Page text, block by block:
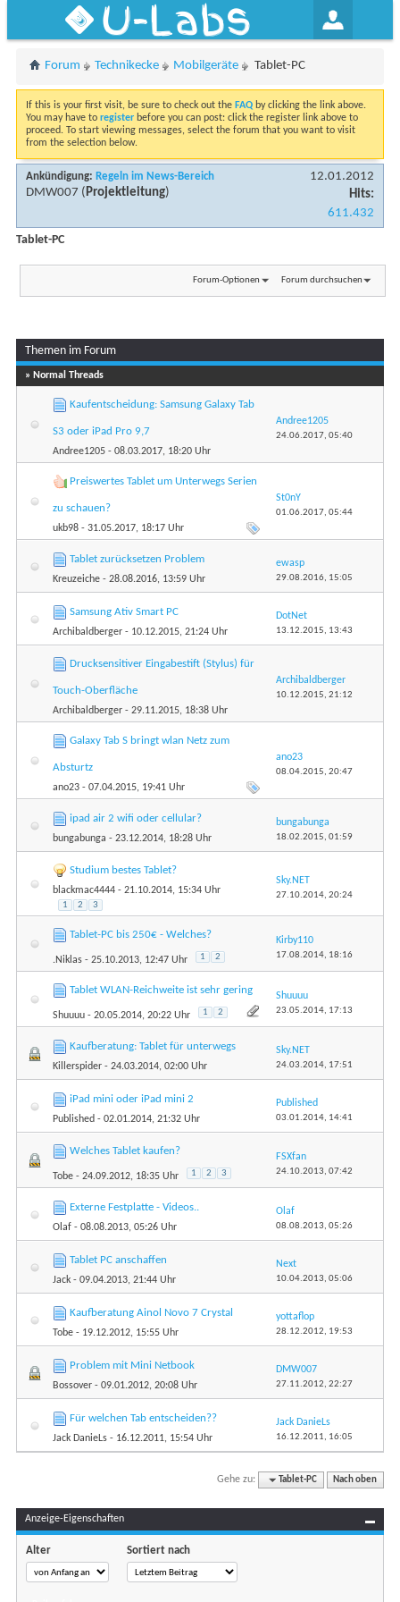
U-Labs
Forum Technikecke Mobilgeräte Tablet-PC
If this is your first visit, be sure to check out the FAQ by clicking the link above.
You may have to register before you can post: click the register link above to
proceed. To start viewing messages, select the forum that you want to visit
from the selection below.
Ankündigung: Regeln im News-Bereich
DMW007 (Projektleitung)
12.01.2012
Hits:
611.432
Tablet-PC
Forum-Optionen Forum durchsuchen
Themen im Forum
» Normal Threads
Kaufentscheidung: Samsung Galaxy Tab
S3 oder iPad Pro 9,7
Andree1205 - 08.03.2017, 18:20 Uhr
Andree1205
24.06.2017, 05:40
Preiswertes Tablet um Unterwegs Serien
zu schauen?
ukb98 - 31.05.2017, 18:17 Uhr
St0nY
01.06.2017, 05:44
Tablet zurücksetzen Problem
Kreuzeiche - 28.08.2016, 13:59 Uhr
ewasp
29.08.2016, 15:05
Samsung Ativ Smart PC
Archibaldberger - 10.12.2015, 21:24 Uhr
DotNet
13.12.2015, 13:43
Drucksensitiver Eingabestift (Stylus) für
Touch-Oberfläche
Archibaldberger - 29.11.2015, 18:38 Uhr
Archibaldberger
10.12.2015, 21:12
Galaxy Tab S bringt wlan Netz zum
Absturtz
ano23 - 07.04.2015, 19:41 Uhr
ano23
08.04.2015, 20:47
ipad air 2 wifi oder cellular?
bungabunga - 23.12.2014, 18:28 Uhr
bungabunga
18.02.2015, 01:59
Studium bestes Tablet?
blackmac4444 - 21.10.2014, 15:34 Uhr
1 2 3
Sky.NET
27.10.2014, 20:24
Tablet-PC bis 250€ - Welches?
.Niklas - 25.10.2013, 12:47 Uhr 1 2
Kirby110
17.08.2014, 18:16
Tablet WLAN-Reichweite ist sehr gering
Shuuuu - 20.05.2014, 20:22 Uhr 1 2
Shuuuu
23.05.2014, 17:13
Kaufberatung: Tablet für unterwegs
Killerspider - 24.03.2014, 02:00 Uhr
Sky.NET
24.03.2014, 17:51
iPad mini oder iPad mini 2
Published - 02.01.2014, 21:32 Uhr
Published
03.01.2014, 14:41
Welches Tablet kaufen?
Tobe - 24.09.2012, 18:35 Uhr 1 2 3
FSXfan
24.10.2013, 07:42
Externe Festplatte - Videos..
Olaf - 08.08.2013, 05:26 Uhr
Olaf
08.08.2013, 05:26
Tablet PC anschaffen
Jack - 09.04.2013, 21:44 Uhr
Next
10.04.2013, 05:06
Kaufberatung Ainol Novo 7 Crystal
Tobe - 19.12.2012, 15:55 Uhr
yottaflop
28.12.2012, 19:53
Problem mit Mini Netbook
Bossover - 09.01.2012, 20:08 Uhr
DMW007
27.11.2012, 22:27
Für welchen Tab entscheiden??
Jack DanieLs - 16.12.2011, 15:54 Uhr
Jack DanieLs
16.12.2011, 16:05
Gehe zu: Tablet-PC Nach oben
Anzeige-Eigenschaften
Alter Sortiert nach